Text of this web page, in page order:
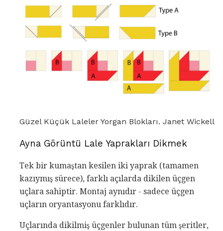
Güzel Küçük Laleler Yorgan Blokları. Janet Wickell
Ayna Görüntü Lale Yaprakları Dikmek
Tek bir kumaştan kesilen iki yaprak (tamamen
kazıymış sürece), farklı açılarda dikilen üçgen
uçlara sahiptir. Montaj aynıdır - sadece üçgen
uçların oryantasyonu farklıdır.
Uçlarında dikilmiş üçgenler bulunan tüm şeritler,